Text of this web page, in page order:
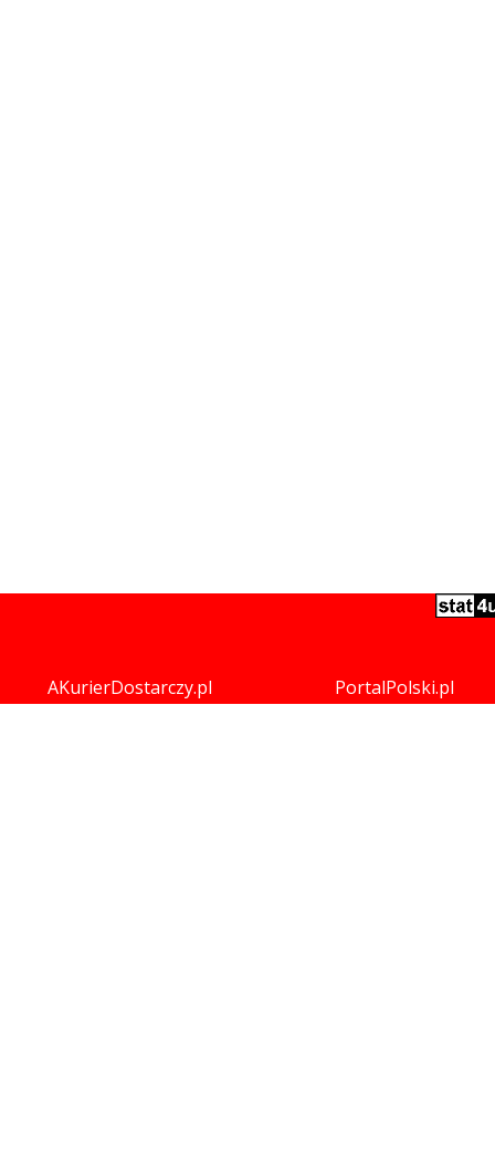
AKurierDostarczy.pl PortalPolski.pl